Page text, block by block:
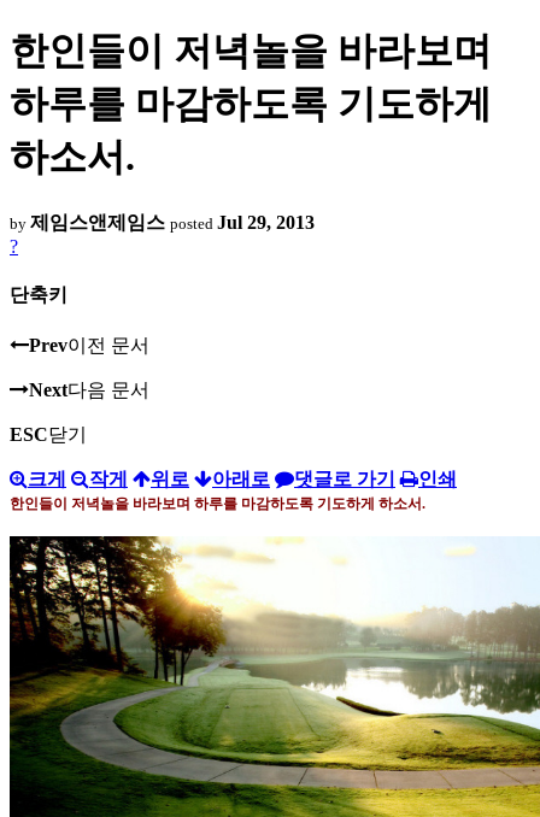
한인들이 저녁놀을 바라보며
하루를 마감하도록 기도하게
하소서.
by 제임스앤제임스 posted Jul 29, 2013
?
단축키
Prev이전 문서
Next다음 문서
ESC닫기
크게 작게 위로 아래로 댓글로 가기 인쇄
한인들이 저녁놀을 바라보며 하루를 마감하도록 기도하게 하소서.